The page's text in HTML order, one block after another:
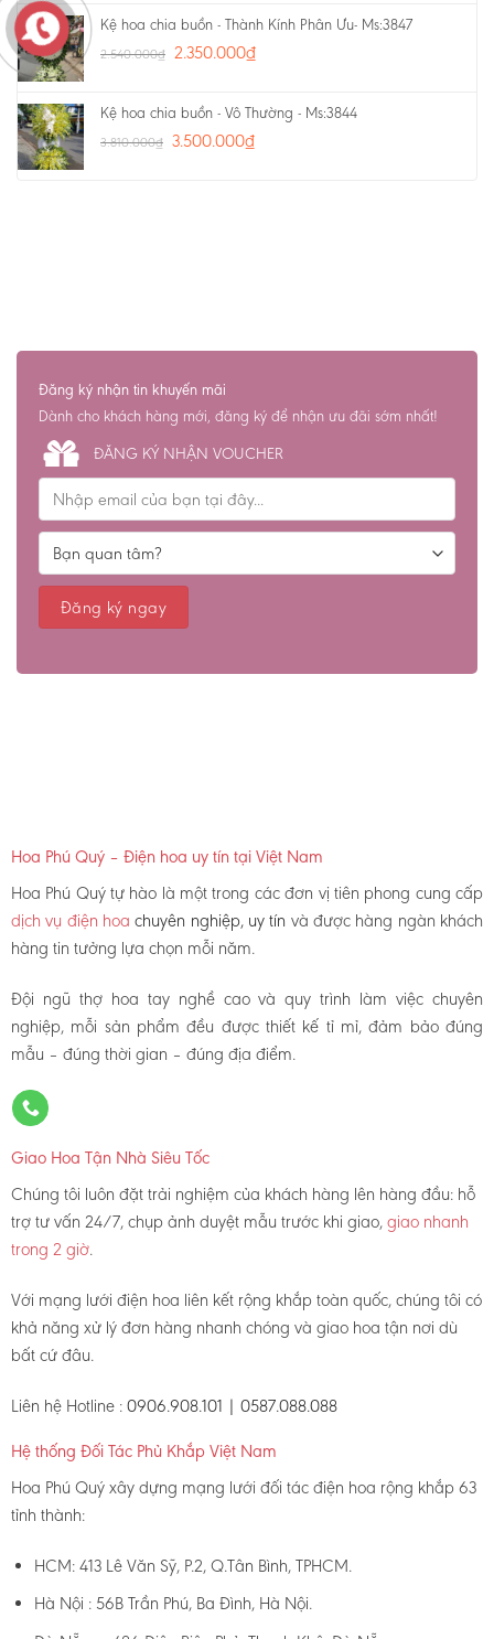
Kệ hoa chia buồn - Thành Kính Phân Ưu- Ms:3847
2.540.000₫ 2.350.000₫
Kệ hoa chia buồn - Vô Thường - Ms:3844
3.810.000₫ 3.500.000₫
Đăng ký nhận tin khuyến mãi
Dành cho khách hàng mới, đăng ký để nhận ưu đãi sớm nhất!
ĐĂNG KÝ NHẬN VOUCHER
Hoa Phú Quý – Điện hoa uy tín tại Việt Nam
Hoa Phú Quý tự hào là một trong các đơn vị tiên phong cung cấp
dịch vụ điện hoachuyên nghiệp, uy tín và được hàng ngàn khách
hàng tin tưởng lựa chọn mỗi năm.
Đội ngũ thợ hoa tay nghề cao và quy trình làm việc chuyên
nghiệp, mỗi sản phẩm đều được thiết kế tỉ mỉ, đảm bảo đúng
mẫu – đúng thời gian – đúng địa điểm.
Giao Hoa Tận Nhà Siêu Tốc
Chúng tôi luôn đặt trải nghiệm của khách hàng lên hàng đầu: hỗ
trợ tư vấn 24/7, chụp ảnh duyệt mẫu trước khi giao,giao nhanh
trong 2 giờ.
Với mạng lưới điện hoa liên kết rộng khắp toàn quốc, chúng tôi có
khả năng xử lý đơn hàng nhanh chóng và giao hoa tận nơi dù
bất cứ đâu.
Liên hệ Hotline : 0906.908.101 | 0587.088.088
Hệ thống Đối Tác Phủ Khắp Việt Nam
Hoa Phú Quý xây dựng mạng lưới đối tác điện hoa rộng khắp 63
tỉnh thành:
HCM: 413 Lê Văn Sỹ, P.2, Q.Tân Bình, TPHCM.
Hà Nội : 56B Trần Phú, Ba Đình, Hà Nội.